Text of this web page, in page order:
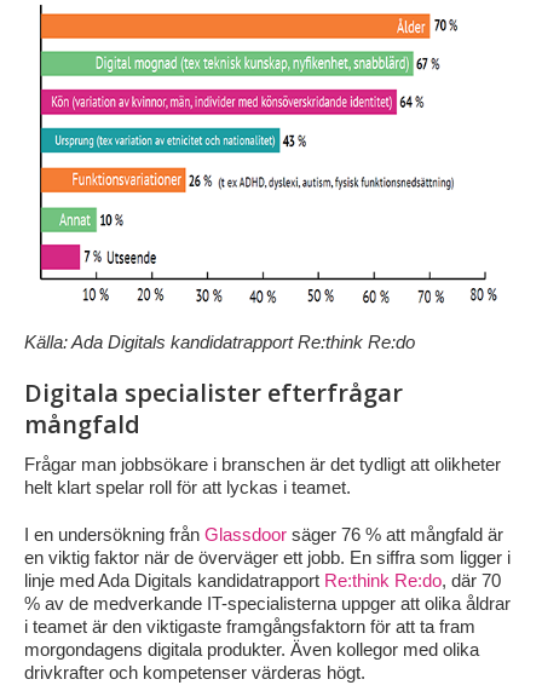
Källa: Ada Digitals kandidatrapport Re:think Re:do
Digitala specialister efterfrågar
mångfald
Frågar man jobbsökare i branschen är det tydligt att olikheter
helt klart spelar roll för att lyckas i teamet.
I en undersökning från Glassdoor säger 76 % att mångfald är
en viktig faktor när de överväger ett jobb. En siffra som ligger i
linje med Ada Digitals kandidatrapport Re:think Re:do, där 70
% av de medverkande IT-specialisterna uppger att olika åldrar
i teamet är den viktigaste framgångsfaktorn för att ta fram
morgondagens digitala produkter. Även kollegor med olika
drivkrafter och kompetenser värderas högt.